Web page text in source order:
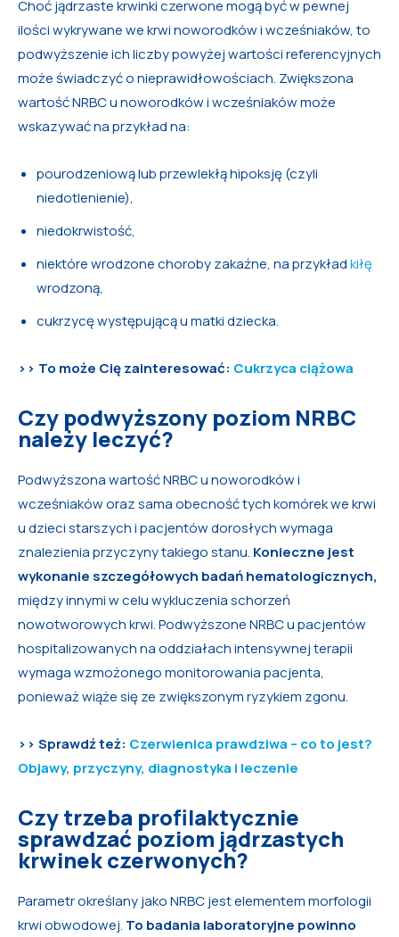
Choć jądrzaste krwinki czerwone mogą być w pewnej
ilości wykrywane we krwi noworodków i wcześniaków, to
podwyższenie ich liczby powyżej wartości referencyjnych
może świadczyć o nieprawidłowościach. Zwiększona
wartość NRBC u noworodków i wcześniaków może
wskazywać na przykład na:
pourodzeniową lub przewlekłą hipoksję (czyli
niedotlenienie),
niedokrwistość,
niektóre wrodzone choroby zakaźne, na przykładkiłę
wrodzoną,
cukrzycę występującą u matki dziecka.
>> To może Cię zainteresować: Cukrzyca ciążowa
Czy podwyższony poziom NRBC
należy leczyć?
Podwyższona wartość NRBC u noworodków i
wcześniaków oraz sama obecność tych komórek we krwi
u dzieci starszych i pacjentów dorosłych wymaga
znalezienia przyczyny takiego stanu. Konieczne jest
wykonanie szczegółowych badań hematologicznych,
między innymi w celu wykluczenia schorzeń
nowotworowych krwi. Podwyższone NRBC u pacjentów
hospitalizowanych na oddziałach intensywnej terapii
wymaga wzmożonego monitorowania pacjenta,
ponieważ wiąże się ze zwiększonym ryzykiem zgonu.
>> Sprawdź też: Czerwienica prawdziwa – co to jest?
Objawy, przyczyny, diagnostyka i leczenie
Czy trzeba profilaktycznie
sprawdzać poziom jądrzastych
krwinek czerwonych?
Parametr określany jako NRBC jest elementem morfologii
krwi obwodowej. To badania laboratoryjne powinno